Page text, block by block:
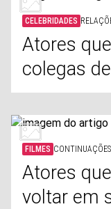
CELEBRIDADES
Atores
colegas
FILMES CONTINUAÇÕES
Atores
voltar em